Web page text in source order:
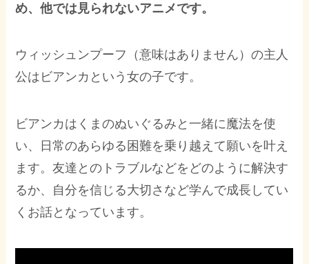
め、他では見られないアニメです。
ウィッシュンプーフ（意味はありません）の主人
公はビアンカという女の子です。
ビアンカはくまのぬいぐるみと一緒に魔法を使
い、日常のあらゆる困難を乗り越えて願いを叶え
ます。友達とのトラブルなどをどのように解決す
るか、自分を信じる大切さなど学んで成長してい
くお話となっています。